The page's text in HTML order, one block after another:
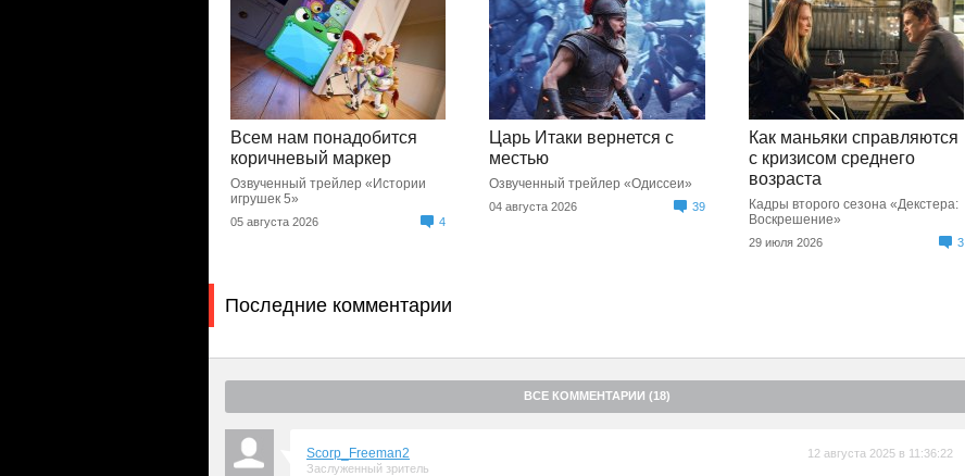
Всем нам понадобится
коричневый маркер
Озвученный трейлер «Истории
игрушек 5»
05 августа 2026 4
Царь Итаки вернется с
местью
Озвученный трейлер «Одиссеи»
04 августа 2026 39
Как маньяки справляются
с кризисом среднего
возраста
Кадры второго сезона «Декстера:
Воскрешение»
29 июля 2026 3
Последние комментарии
ВСЕ КОММЕНТАРИИ (18)
Scorp_Freeman2
Заслуженный зритель
12 августа 2025 в 11:36:22